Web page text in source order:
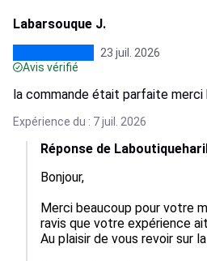
Labarsouque J.
23 juil. 2026
Avis vérifié
la commande était parfaite merci
Expérience du : 7 juil. 2026
Réponse de
Bonjour,
Merci beaucoup pour votre
ravis que votre expérience
Au plaisir de vous revoir sur